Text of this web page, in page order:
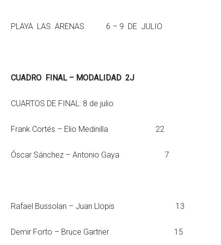
PLAYA LAS ARENAS 6 – 9 DE JULIO
CUADRO FINAL – MODALIDAD 2J
CUARTOS DE FINAL: 8 de julio
Frank Cortés – Elio Medinilla 22
Óscar Sánchez – Antonio Gaya 7
Rafael Bussolan – Juan Llopis 13
Demir Forto – Bruce Gartner 15